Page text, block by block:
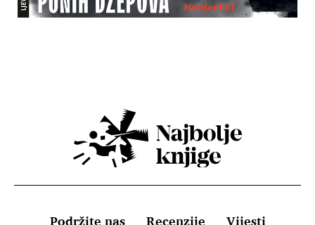
Podržite nas Recenzije
Vijesti